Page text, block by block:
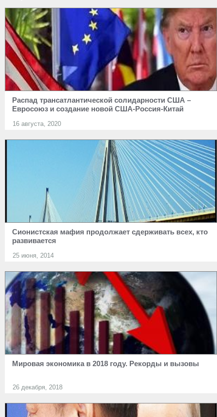
Распад трансатлантической солидарности США –
Евросоюз и создание новой США-Россия-Китай
16 августа, 2020
Сионистская мафия продолжает сдерживать всех, кто
развивается
25 июня, 2014
Мировая экономика в 2018 году. Рекорды и вызовы
26 декабря, 2018